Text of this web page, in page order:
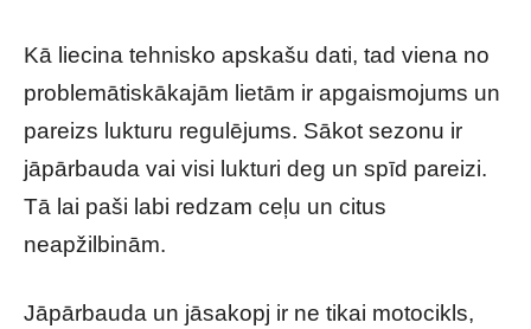
Kā liecina tehnisko apskašu dati, tad viena no
problemātiskākajām lietām ir apgaismojums un
pareizs lukturu regulējums. Sākot sezonu ir
jāpārbauda vai visi lukturi deg un spīd pareizi.
Tā lai paši labi redzam ceļu un citus
neapžilbinām.
Jāpārbauda un jāsakopj ir ne tikai motocikls,